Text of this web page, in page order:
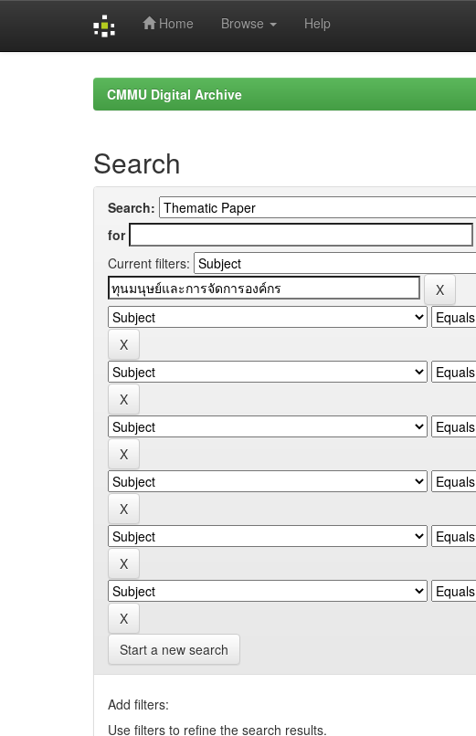
Home Browse Help
CMMU Digital Archive
Search
Search:
for
Current filters:
Start a new search
Add filters:
Use filters to refine the search results.